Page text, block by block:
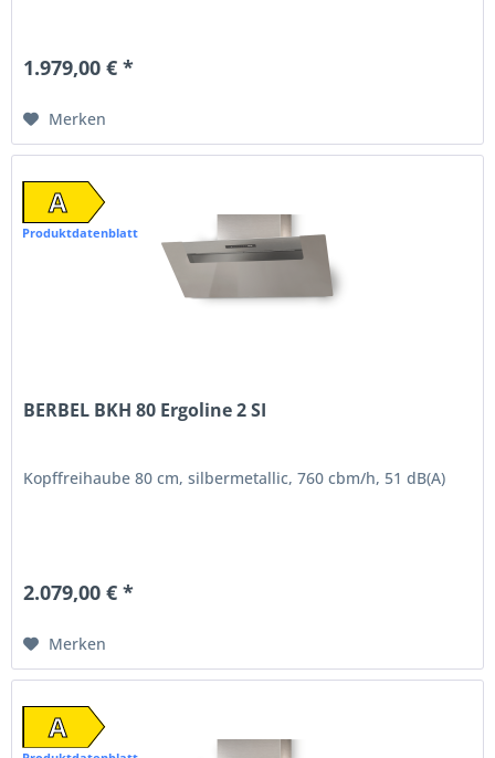
1.979,00 € *
Merken
A
Produktdatenblatt
BERBEL BKH 80 Ergoline 2 SI
Kopffreihaube 80 cm, silbermetallic, 760 cbm/h, 51 dB(A)
2.079,00 € *
Merken
A